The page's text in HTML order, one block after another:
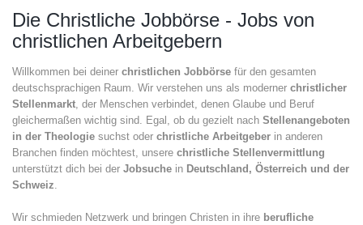
Die Christliche Jobbörse - Jobs von
christlichen Arbeitgebern
Willkommen bei deiner christlichen Jobbörse für den gesamten
deutschsprachigen Raum. Wir verstehen uns als moderner christlicher
Stellenmarkt, der Menschen verbindet, denen Glaube und Beruf
gleichermaßen wichtig sind. Egal, ob du gezielt nach Stellenangeboten
in der Theologie suchst oder christliche Arbeitgeber in anderen
Branchen finden möchtest, unsere christliche Stellenvermittlung
unterstützt dich bei der Jobsuche in Deutschland, Österreich und der
Schweiz.
Wir schmieden Netzwerk und bringen Christen in ihre berufliche